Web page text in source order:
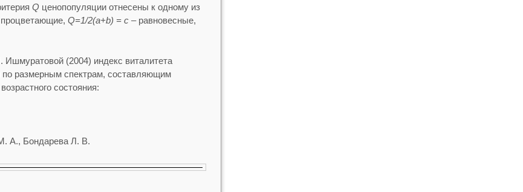
Qценопопуляции отнесены к одному из
Q=1/2(a+b) = c‒ равновесные,
(2004) индекс виталитета
по размерным спектрам, составляющим
состояния:
А., Бондарева Л. В.